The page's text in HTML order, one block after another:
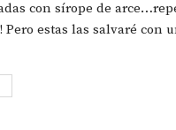
con sírope de
Pero estas las salvaré con